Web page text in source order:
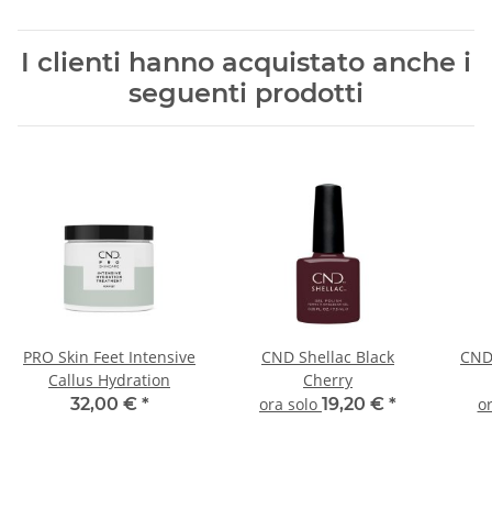
I clienti hanno acquistato anche i
seguenti prodotti
PRO Skin Feet Intensive
Callus Hydration
32,00 € *
CND Shellac Black
Cherry
ora solo 19,20 € *